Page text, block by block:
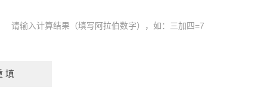
请输入计算结果（填写阿拉伯数字），如：三加四=7